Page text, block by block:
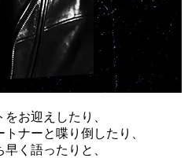
お迎えしたり、
ナーと喋り倒したり、
く語ったりと、